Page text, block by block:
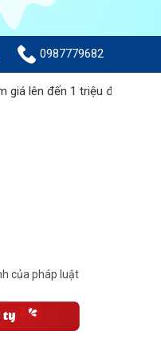
0987779682
1 triệu đồng khi mua Máy
của pháp luật